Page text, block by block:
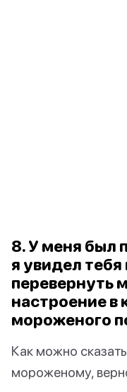
8. У меня был
я увидел тебя
перевернуть
настроение в
мороженого
Как можно
мороженому,